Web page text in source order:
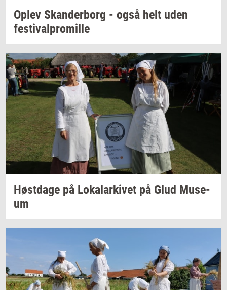
Oplev Skan­der­borg - også helt uden
festi­val­pro­mil­le
Høst­da­ge på Lo­ka­lar­ki­vet på Glud Mu­se­
um